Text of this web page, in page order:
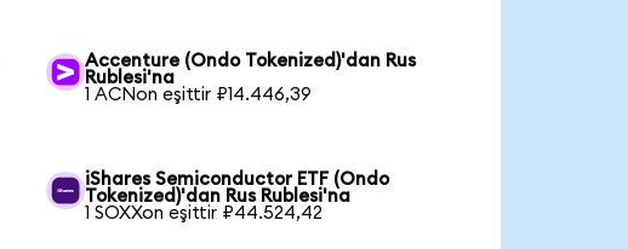
Accenture (Ondo Tokenized)'dan Rus
Rublesi'na
1 ACNon eşittir ₽14.446,39
iShares Semiconductor ETF (Ondo
Tokenized)'dan Rus Rublesi'na
1 SOXXon eşittir ₽44.524,42